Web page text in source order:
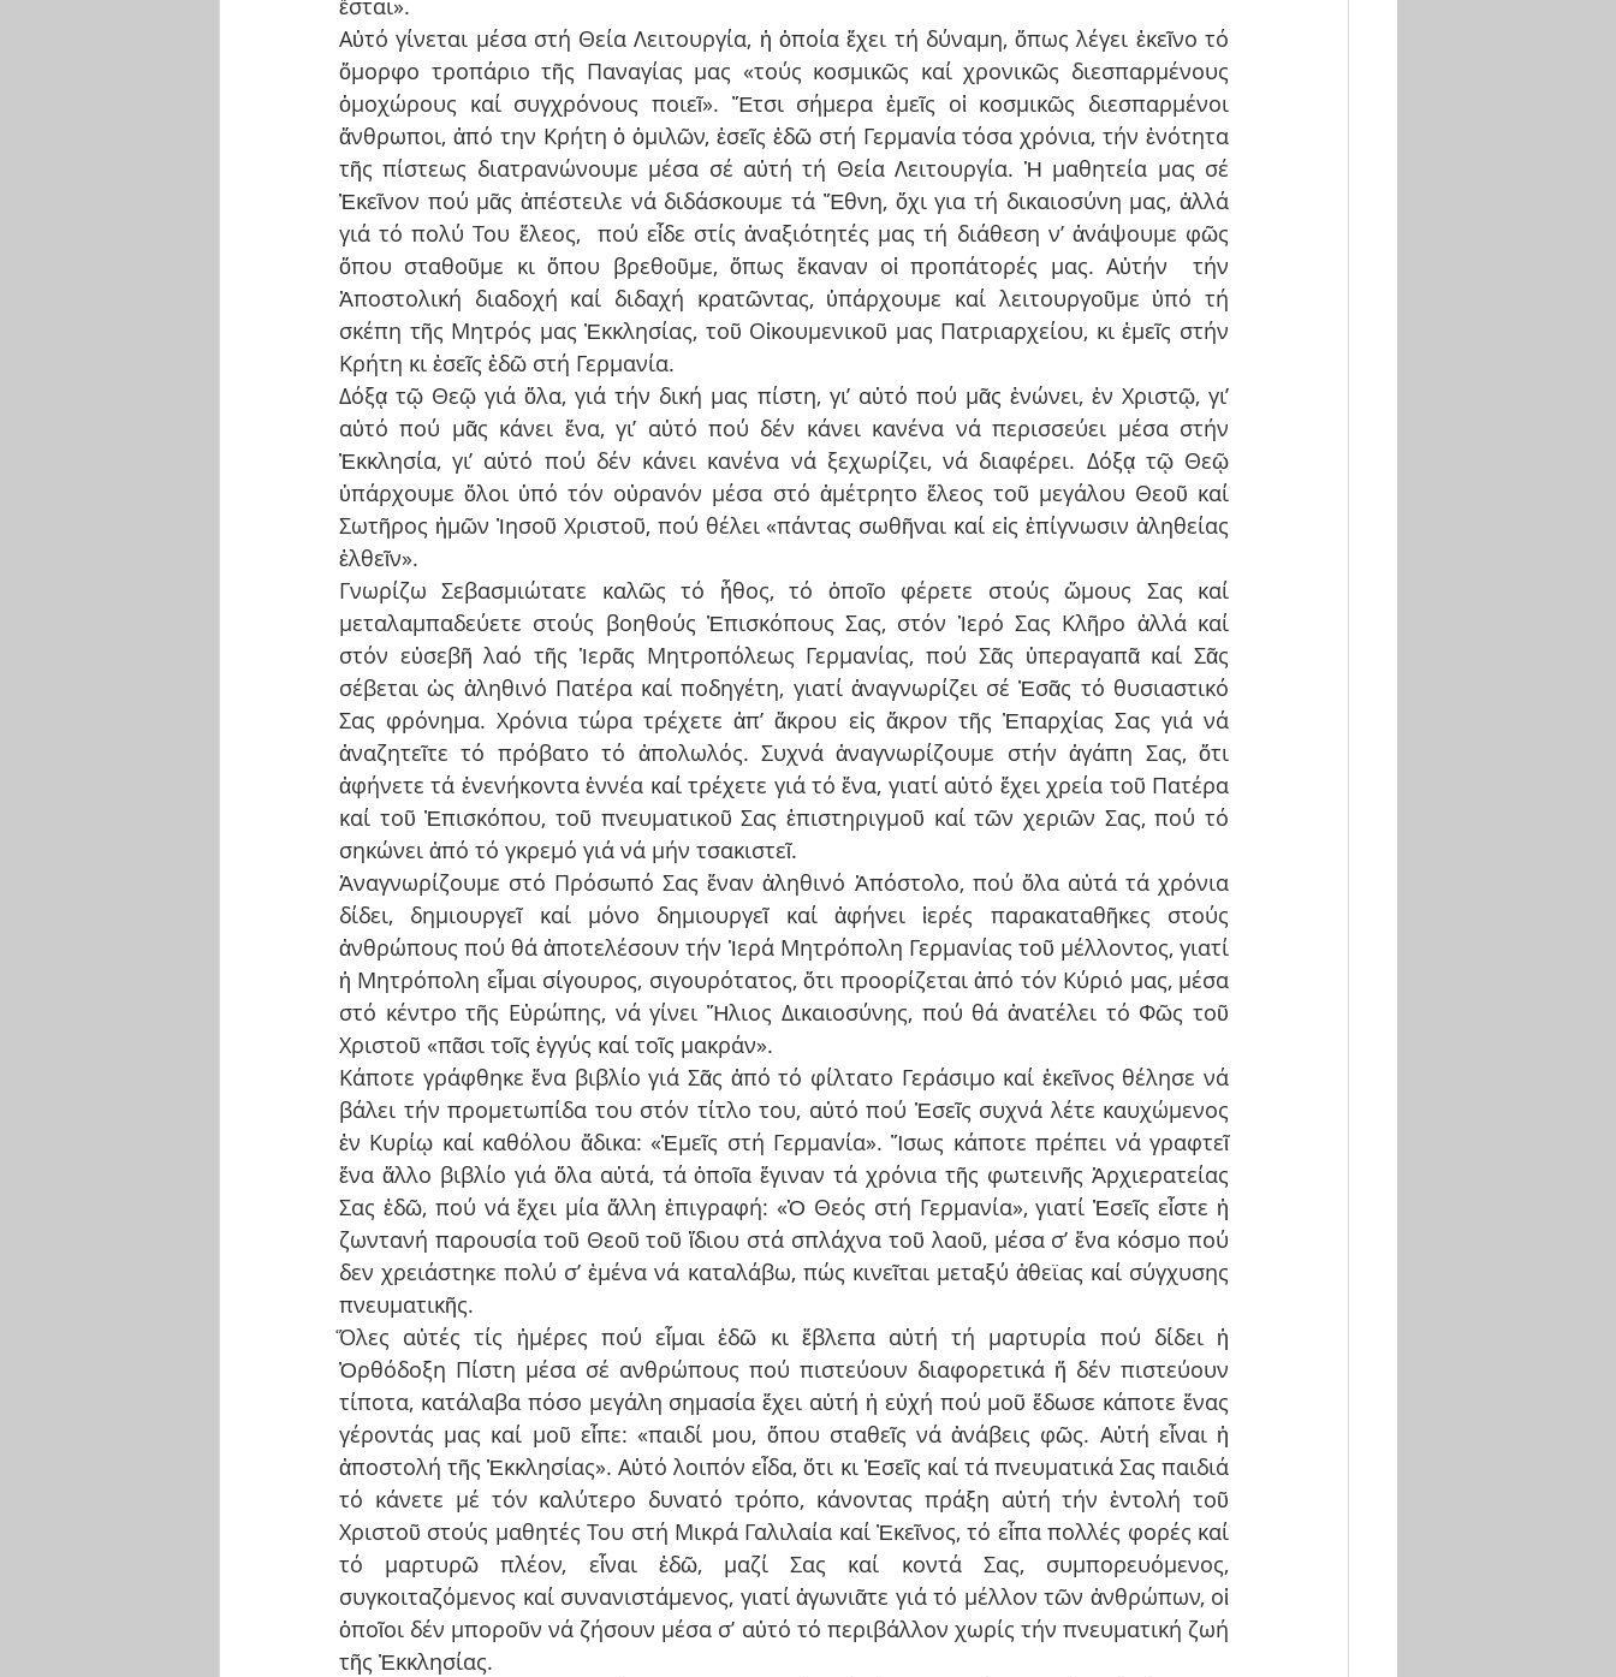
ἔσται».
Αὐτό γίνεται μέσα στή Θεία Λειτουργία, ἡ ὁποία ἔχει τή δύναμη, ὅπως λέγει ἐκεῖνο τό
ὄμορφο τροπάριο τῆς Παναγίας μας «τούς κοσμικῶς καί χρονικῶς διεσπαρμένους
ὁμοχώρους καί συγχρόνους ποιεῖ». Ἔτσι σήμερα ἐμεῖς οἱ κοσμικῶς διεσπαρμένοι
ἄνθρωποι, ἀπό την Κρήτη ὁ ὁμιλῶν, ἐσεῖς ἐδῶ στή Γερμανία τόσα χρόνια, τήν ἑνότητα
τῆς πίστεως διατρανώνουμε μέσα σέ αὐτή τή Θεία Λειτουργία. Ἡ μαθητεία μας σέ
Ἐκεῖνον πού μᾶς ἀπέστειλε νά διδάσκουμε τά Ἔθνη, ὄχι για τή δικαιοσύνη μας, ἀλλά
γιά τό πολύ Του ἔλεος,  πού εἶδε στίς ἀναξιότητές μας τή διάθεση ν’ ἀνάψουμε φῶς
ὅπου σταθοῦμε κι ὅπου βρεθοῦμε, ὅπως ἔκαναν οἱ προπάτορές μας. Αὐτήν  τήν
Ἀποστολική διαδοχή καί διδαχή κρατῶντας, ὑπάρχουμε καί λειτουργοῦμε ὑπό τή
σκέπη τῆς Μητρός μας Ἐκκλησίας, τοῦ Οἰκουμενικοῦ μας Πατριαρχείου, κι ἐμεῖς στήν
Κρήτη κι ἐσεῖς ἐδῶ στή Γερμανία.
Δόξᾳ τῷ Θεῷ γιά ὅλα, γιά τήν δική μας πίστη, γι’ αὐτό πού μᾶς ἑνώνει, ἐν Χριστῷ, γι’
αὐτό πού μᾶς κάνει ἕνα, γι’ αὐτό πού δέν κάνει κανένα νά περισσεύει μέσα στήν
Ἐκκλησία, γι’ αὐτό πού δέν κάνει κανένα νά ξεχωρίζει, νά διαφέρει. Δόξᾳ τῷ Θεῷ
ὑπάρχουμε ὅλοι ὑπό τόν οὐρανόν μέσα στό ἀμέτρητο ἔλεος τοῦ μεγάλου Θεοῦ καί
Σωτῆρος ἡμῶν Ἰησοῦ Χριστοῦ, πού θέλει «πάντας σωθῆναι καί εἰς ἐπίγνωσιν ἀληθείας
ἐλθεῖν».
Γνωρίζω Σεβασμιώτατε καλῶς τό ἦθος, τό ὁποῖο φέρετε στούς ὤμους Σας καί
μεταλαμπαδεύετε στούς βοηθούς Ἐπισκόπους Σας, στόν Ἱερό Σας Κλῆρο ἀλλά καί
στόν εὐσεβῆ λαό τῆς Ἱερᾶς Μητροπόλεως Γερμανίας, πού Σᾶς ὑπεραγαπᾶ καί Σᾶς
σέβεται ὡς ἀληθινό Πατέρα καί ποδηγέτη, γιατί ἀναγνωρίζει σέ Ἐσᾶς τό θυσιαστικό
Σας φρόνημα. Χρόνια τώρα τρέχετε ἀπ’ ἄκρου εἰς ἄκρον τῆς Ἐπαρχίας Σας γιά νά
ἀναζητεῖτε τό πρόβατο τό ἀπολωλός. Συχνά ἀναγνωρίζουμε στήν ἀγάπη Σας, ὅτι
ἀφήνετε τά ἐνενήκοντα ἐννέα καί τρέχετε γιά τό ἕνα, γιατί αὐτό ἔχει χρεία τοῦ Πατέρα
καί τοῦ Ἐπισκόπου, τοῦ πνευματικοῦ Σας ἐπιστηριγμοῦ καί τῶν χεριῶν Σας, πού τό
σηκώνει ἀπό τό γκρεμό γιά νά μήν τσακιστεῖ.
Ἀναγνωρίζουμε στό Πρόσωπό Σας ἕναν ἀληθινό Ἀπόστολο, πού ὅλα αὐτά τά χρόνια
δίδει, δημιουργεῖ καί μόνο δημιουργεῖ καί ἀφήνει ἱερές παρακαταθῆκες στούς
ἀνθρώπους πού θά ἀποτελέσουν τήν Ἱερά Μητρόπολη Γερμανίας τοῦ μέλλοντος, γιατί
ἡ Μητρόπολη εἶμαι σίγουρος, σιγουρότατος, ὅτι προορίζεται ἀπό τόν Κύριό μας, μέσα
στό κέντρο τῆς Εὐρώπης, νά γίνει Ἤλιος Δικαιοσύνης, πού θά ἀνατέλει τό Φῶς τοῦ
Χριστοῦ «πᾶσι τοῖς ἐγγύς καί τοῖς μακράν».
Κάποτε γράφθηκε ἕνα βιβλίο γιά Σᾶς ἀπό τό φίλτατο Γεράσιμο καί ἐκεῖνος θέλησε νά
βάλει τήν προμετωπίδα του στόν τίτλο του, αὐτό πού Ἐσεῖς συχνά λέτε καυχώμενος
ἐν Κυρίῳ καί καθόλου ἄδικα: «Ἐμεῖς στή Γερμανία». Ἴσως κάποτε πρέπει νά γραφτεῖ
ἕνα ἄλλο βιβλίο γιά ὅλα αὐτά, τά ὁποῖα ἔγιναν τά χρόνια τῆς φωτεινῆς Ἀρχιερατείας
Σας ἐδῶ, πού νά ἔχει μία ἄλλη ἐπιγραφή: «Ὁ Θεός στή Γερμανία», γιατί Ἐσεῖς εἶστε ἡ
ζωντανή παρουσία τοῦ Θεοῦ τοῦ ἴδιου στά σπλάχνα τοῦ λαοῦ, μέσα σ’ ἕνα κόσμο πού
δεν χρειάστηκε πολύ σ’ ἐμένα νά καταλάβω, πώς κινεῖται μεταξύ ἀθεϊας καί σύγχυσης
πνευματικῆς.
Ὅλες αὐτές τίς ἡμέρες πού εἶμαι ἐδῶ κι ἔβλεπα αὐτή τή μαρτυρία πού δίδει ἡ
Ὀρθόδοξη Πίστη μέσα σέ ανθρώπους πού πιστεύουν διαφορετικά ἤ δέν πιστεύουν
τίποτα, κατάλαβα πόσο μεγάλη σημασία ἔχει αὐτή ἡ εὐχή πού μοῦ ἔδωσε κάποτε ἕνας
γέροντάς μας καί μοῦ εἶπε: «παιδί μου, ὅπου σταθεῖς νά ἀνάβεις φῶς. Αὐτή εἶναι ἡ
ἀποστολή τῆς Ἐκκλησίας». Αὐτό λοιπόν εἶδα, ὅτι κι Ἐσεῖς καί τά πνευματικά Σας παιδιά
τό κάνετε μέ τόν καλύτερο δυνατό τρόπο, κάνοντας πράξη αὐτή τήν ἐντολή τοῦ
Χριστοῦ στούς μαθητές Του στή Μικρά Γαλιλαία καί Ἐκεῖνος, τό εἶπα πολλές φορές καί
τό μαρτυρῶ πλέον, εἶναι ἐδῶ, μαζί Σας καί κοντά Σας, συμπορευόμενος,
συγκοιταζόμενος καί συνανιστάμενος, γιατί ἀγωνιᾶτε γιά τό μέλλον τῶν ἀνθρώπων, οἱ
ὁποῖοι δέν μποροῦν νά ζήσουν μέσα σ’ αὐτό τό περιβάλλον χωρίς τήν πνευματική ζωή
τῆς Ἐκκλησίας.